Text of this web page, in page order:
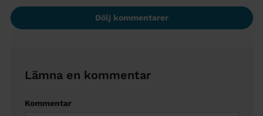
Dölj kommentarer
Lämna en kommentar
Kommentar